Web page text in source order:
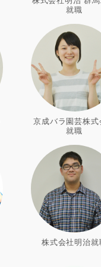
就職
京成バラ園芸株式
就職
株式会社明治就